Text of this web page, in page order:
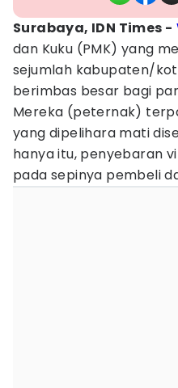
Surabaya, IDN Times -
dan Kuku (PMK) yang
sejumlah kabupaten/
berimbas besar bagi
Mereka (peternak)
yang dipelihara mati
hanya itu, penyebaran
pada sepinya pembeli